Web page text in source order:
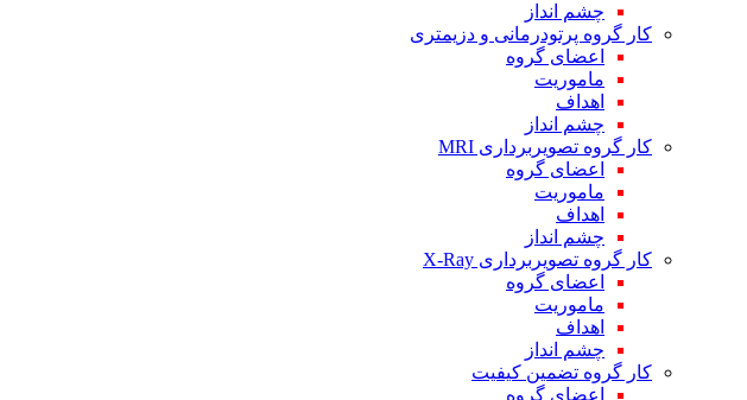
چشم انداز
کار گروه پرتودرمانی و دزیمتری
اعضای گروه
ماموریت
اهداف
چشم انداز
کار گروه تصویربرداری MRI
اعضای گروه
ماموریت
اهداف
چشم انداز
کار گروه تصویربرداری X-Ray
اعضای گروه
ماموریت
اهداف
چشم انداز
کار گروه تضمین کیفیت
اعضای گروه